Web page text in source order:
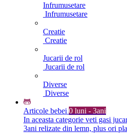
Infrumusetare
Infrumusetare
Creatie
Creatie
Jucarii de rol
Jucarii de rol
Diverse
Diverse
Articole bebei 0 luni - 3ani
In aceasta categorie veti gasi
3ani relizate din lemn, plus ori